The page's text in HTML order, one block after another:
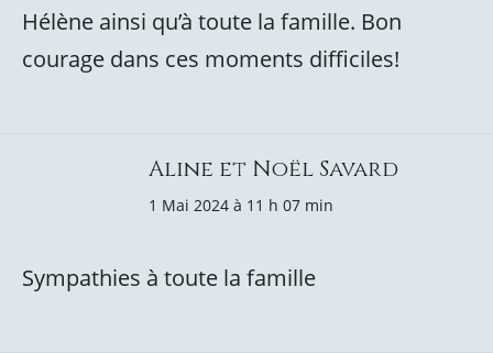
Hélène ainsi qu’à toute la famille. Bon
courage dans ces moments difficiles!
Aline et Noël Savard
1 Mai 2024 à 11 h 07 min
Sympathies à toute la famille